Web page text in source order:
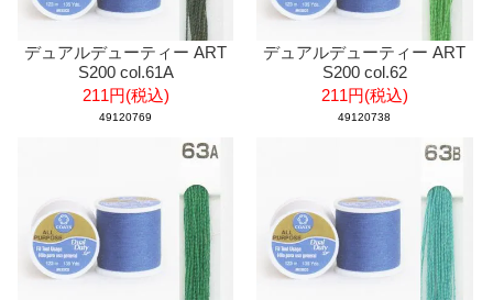
デュアルデューティー ART
S200 col.61A
211円(税込)
49120769
デュアルデューティー ART
S200 col.62
211円(税込)
49120738